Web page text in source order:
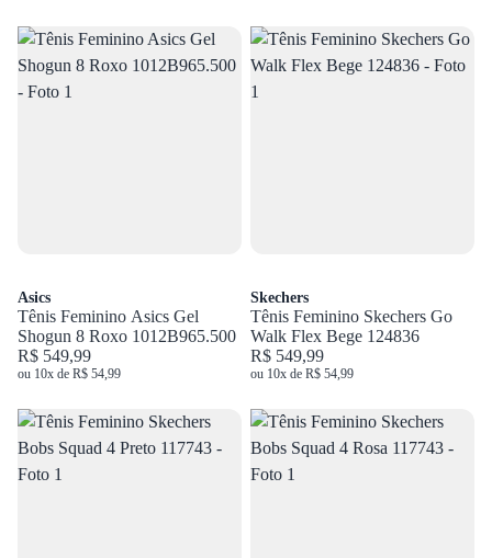
Asics
Tênis Feminino Asics Gel
Shogun 8 Roxo 1012B965.500
R$ 549,99
ou 10x de R$ 54,99
Skechers
Tênis Feminino Skechers Go
Walk Flex Bege 124836
R$ 549,99
ou 10x de R$ 54,99